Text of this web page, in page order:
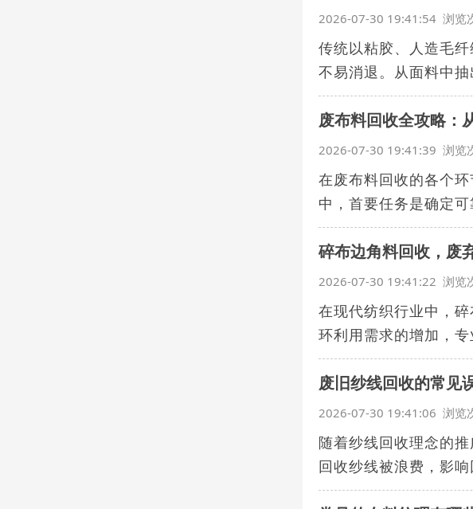
2026-07-30 19:41:54 浏览
传统以粘胶、人造毛
不易消退。从面料中
废布料回收全攻略：
2026-07-30 19:41:39 浏览
在废布料回收的各个
中，首要任务是确定
碎布边角料回收，废
2026-07-30 19:41:22 浏览
在现代纺织行业中，
环利用需求的增加，
废旧纱线回收的常见
2026-07-30 19:41:06 浏览
随着纱线回收理念的
回收纱线被浪费，影